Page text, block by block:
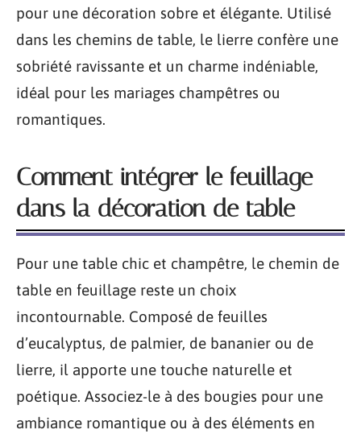
pour une décoration sobre et élégante. Utilisé
dans les chemins de table, le lierre confère une
sobriété ravissante et un charme indéniable,
idéal pour les mariages champêtres ou
romantiques.
Comment intégrer le feuillage
dans la décoration de table
Pour une table chic et champêtre, le chemin de
table en feuillage reste un choix
incontournable. Composé de feuilles
d’eucalyptus, de palmier, de bananier ou de
lierre, il apporte une touche naturelle et
poétique. Associez-le à des bougies pour une
ambiance romantique ou à des éléments en